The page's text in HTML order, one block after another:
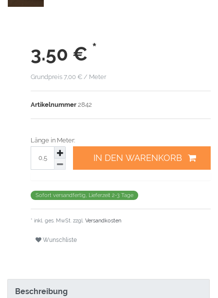
3.50 € *
Grundpreis 7,00 € / Meter
Artikelnummer 2842
Länge in Meter:
IN DEN WARENKORB
Sofort versandfertig, Lieferzeit 2-3 Tage
* inkl. ges. MwSt. zzgl. Versandkosten
Wunschliste
Beschreibung